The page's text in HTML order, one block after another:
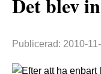
Publicerad: 2010-